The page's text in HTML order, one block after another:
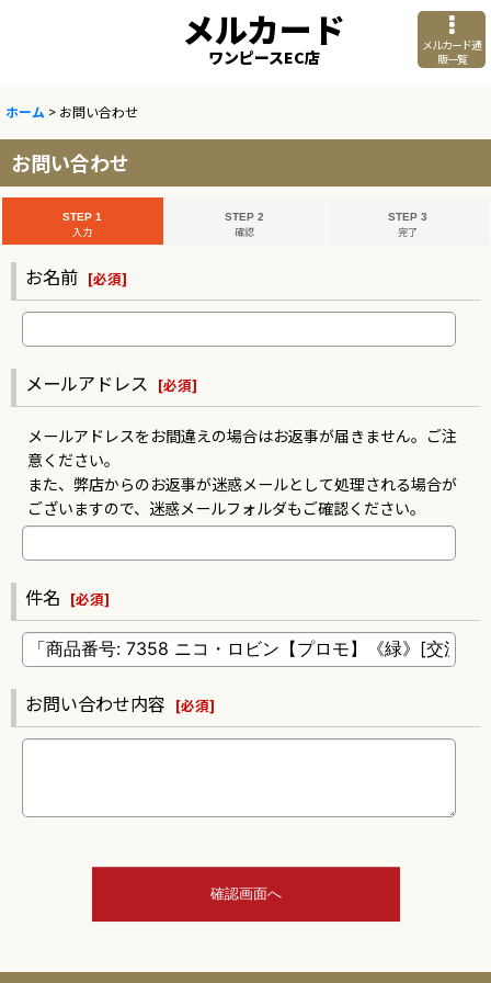
メルカード
ワンピースEC店
メルカード通
販一覧
ホーム > お問い合わせ
お問い合わせ
STEP 1
入力
STEP 2
確認
STEP 3
完了
お名前 [必須]
メールアドレス [必須]
メールアドレスをお間違えの場合はお返事が届きません。ご注
意ください。
また、弊店からのお返事が迷惑メールとして処理される場合が
ございますので、迷惑メールフォルダもご確認ください。
件名 [必須]
お問い合わせ内容 [必須]
確認画面へ